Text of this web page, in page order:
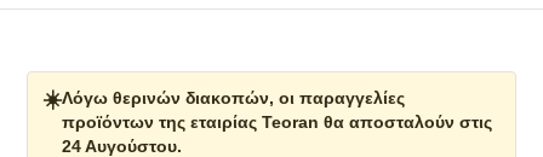
☀️Λόγω θερινών διακοπών, οι παραγγελίες
προϊόντων της εταιρίας Teoran θα αποσταλούν στις
24 Αυγούστου.